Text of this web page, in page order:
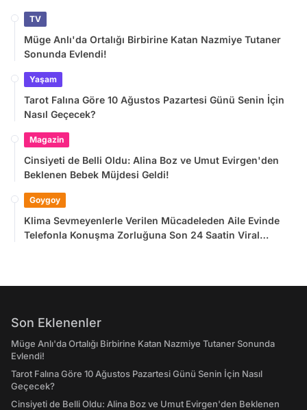
TV
Müge Anlı'da Ortalığı Birbirine Katan Nazmiye Tutaner
Sonunda Evlendi!
Yaşam
Tarot Falına Göre 10 Ağustos Pazartesi Günü Senin İçin
Nasıl Geçecek?
Magazin
Cinsiyeti de Belli Oldu: Alina Boz ve Umut Evirgen'den
Beklenen Bebek Müjdesi Geldi!
Goygoy
Klima Sevmeyenlerle Verilen Mücadeleden Aile Evinde
Telefonla Konuşma Zorluğuna Son 24 Saatin Viral
Son Eklenenler
Müge Anlı'da Ortalığı Birbirine Katan Nazmiye Tutaner Sonunda
Evlendi!
Tarot Falına Göre 10 Ağustos Pazartesi Günü Senin İçin Nasıl
Geçecek?
Cinsiyeti de Belli Oldu: Alina Boz ve Umut Evirgen'den Beklenen